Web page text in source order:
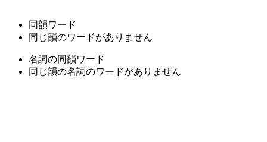
同韻ワード
同じ韻のワードがありません
名詞の同韻ワード
同じ韻の名詞のワードがありません